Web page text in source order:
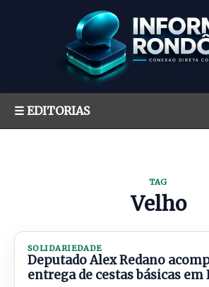
☰ EDITORIAS
TAG
Velho
SOLIDARIEDADE
Deputado Alex Redano
entrega de cestas básicas em